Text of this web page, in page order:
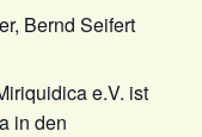
Bernd Seifert
e.V. ist
in den